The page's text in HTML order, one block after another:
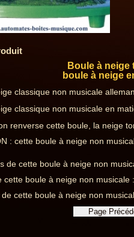
Boule à
boule à neige
classique non musicale
classique non musicale en
renverse cette boule, la neige
: cette boule à neige non
de cette boule à neige non
cette boule à neige non musicale
de cette boule à neige non